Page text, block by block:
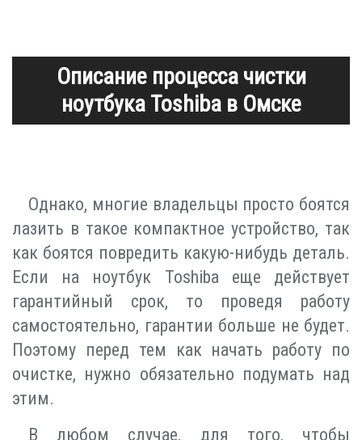
Описание процесса чистки
ноутбука Toshiba в Омске
Однако, многие владельцы просто боятся
лазить в такое компактное устройство, так
как боятся повредить какую-нибудь деталь.
Если на ноутбук Toshiba еще действует
гарантийный срок, то проведя работу
самостоятельно, гарантии больше не будет.
Поэтому перед тем как начать работу по
очистке, нужно обязательно подумать над
этим.
В любом случае, для того, чтобы